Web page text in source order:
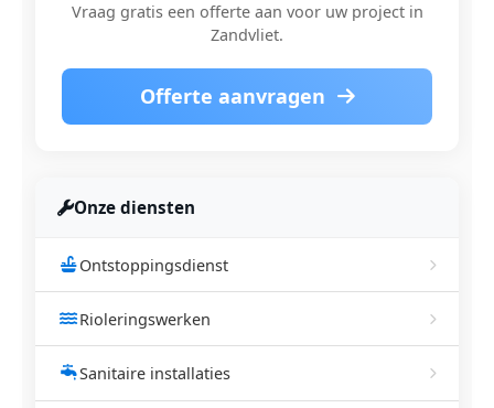
Vraag gratis een offerte aan voor uw project in
Zandvliet.
Offerte aanvragen
Onze diensten
Ontstoppingsdienst
Rioleringswerken
Sanitaire installaties